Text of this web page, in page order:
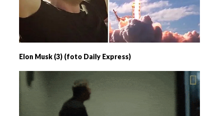
Elon Musk (3) (foto Daily Express)